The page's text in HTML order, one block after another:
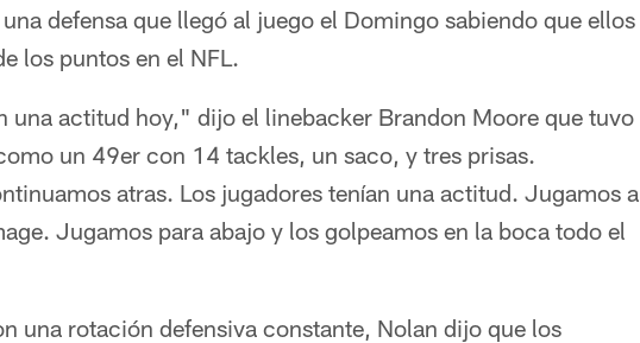
defensa que llegó al juego el Domingo sabiendo que ellos
los puntos en el NFL.
una actitud hoy," dijo el linebacker Brandon Moore que tuvo
un 49er con 14 tackles, un saco, y tres prisas.
atras. Los jugadores tenían una actitud. Jugamos a
Jugamos para abajo y los golpeamos en la boca todo el
una rotación defensiva constante, Nolan dijo que los